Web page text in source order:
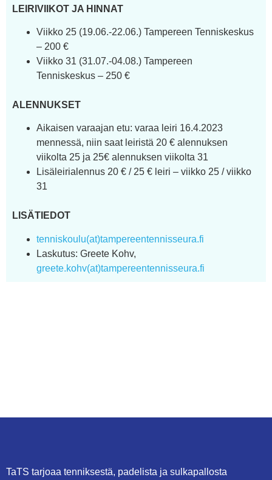
LEIRIVIIKOT JA HINNAT
Viikko 25 (19.06.-22.06.) Tampereen Tenniskeskus
– 200 €
Viikko 31 (31.07.-04.08.) Tampereen
Tenniskeskus – 250 €
ALENNUKSET
Aikaisen varaajan etu: varaa leiri 16.4.2023
mennessä, niin saat leiristä 20 € alennuksen
viikolta 25 ja 25€ alennuksen viikolta 31
Lisäleirialennus 20 € / 25 € leiri – viikko 25 / viikko
31
LISÄTIEDOT
tenniskoulu(at)tampereentennisseura.fi
Laskutus: Greete Kohv,
greete.kohv(at)tampereentennisseura.fi
TaTS tarjoaa tenniksestä, padelista ja sulkapallosta